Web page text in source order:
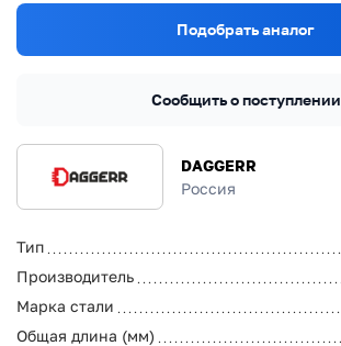
DAGGERR
Россия
Тип
Производитель
Марка стали
Общая длина (мм)
Подобрать аналог
Сообщить о поступлении